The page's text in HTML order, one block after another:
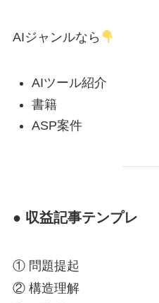
AIジャンルなら
AIツール紹介
書籍
ASP案件
● 収益記事テンプレ
① 問題提起
② 構造理解